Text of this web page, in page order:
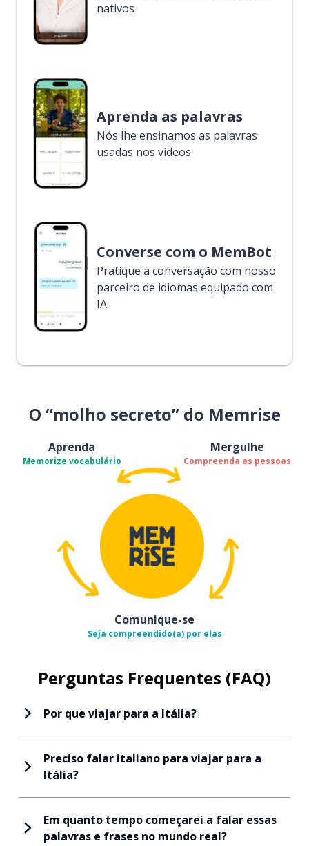
nativos
Aprenda as palavras
Nós lhe ensinamos as palavras
usadas nos vídeos
Converse com o MemBot
Pratique a conversação com nosso
parceiro de idiomas equipado com
IA
O “molho secreto” do Memrise
Aprenda
Memorize vocabulário
Mergulhe
Compreenda as pessoas
Comunique-se
Seja compreendido(a) por elas
Perguntas Frequentes (FAQ)
Por que viajar para a Itália?
Preciso falar italiano para viajar para a
Itália?
Em quanto tempo começarei a falar essas
palavras e frases no mundo real?